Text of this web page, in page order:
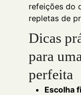
refeições do
repletas de
Dicas
para
perfeita
Escolha